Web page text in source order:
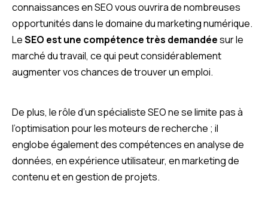
connaissances en SEO vous ouvrira de nombreuses
opportunités dans le domaine du marketing numérique.
LeSEO est une compétence très demandéesur le
marché du travail, ce qui peut considérablement
augmenter vos chances de trouver un emploi.
De plus, le rôle d’un spécialiste SEO ne se limite pas à
l’optimisation pour les moteurs de recherche ; il
englobe également des compétences en analyse de
données, en expérience utilisateur, en marketing de
contenu et en gestion de projets.